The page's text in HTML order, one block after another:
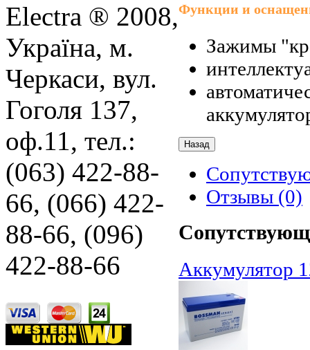
Функции и
Зажимы
Отзывы (0)
Аккумулятор
Electra ® 2008,
Україна, м.
Черкаси, вул.
Гоголя 137,
оф.11, тел.:
(063) 422-88-
66, (066) 422-
88-66, (096)
422-88-66